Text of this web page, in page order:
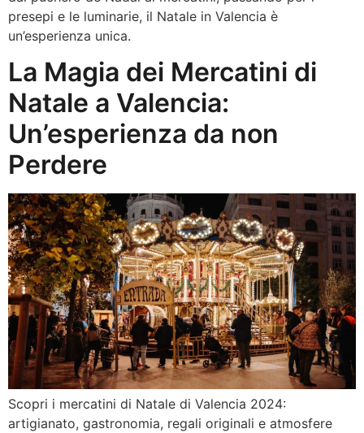
presepi e le luminarie, il Natale in Valencia è
un’esperienza unica.
La Magia dei Mercatini di
Natale a Valencia:
Un’esperienza da non
Perdere
Scopri i mercatini di Natale di Valencia 2024:
artigianato, gastronomia, regali originali e atmosfere